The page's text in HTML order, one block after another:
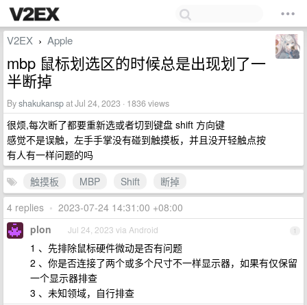
V2EX › Apple
mbp 鼠标划选区的时候总是出现划了一
半断掉
Byshakukanspat Jul 24, 2023 · 1836 views
很烦,每次断了都要重新选或者切到键盘 shift 方向键
感觉不是误触，左手手掌没有碰到触摸板，并且没开轻触点按
有人有一样问题的吗
触摸板
MBP Shift
断掉
4 replies • 2023-07-24 14:31:00 +08:00
1
plon Jul 24, 2023 via Android
1 、先排除鼠标硬件微动是否有问题
2 、你是否连接了两个或多个尺寸不一样显示器，如果有仅保留
一个显示器排查
3 、未知领域，自行排查